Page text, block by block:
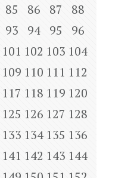
85 86 87
88
93 94 95
96
101 102 103 104
109 110 111 112
117 118 119 120
125 126 127 128
133 134 135 136
141 142 143 144